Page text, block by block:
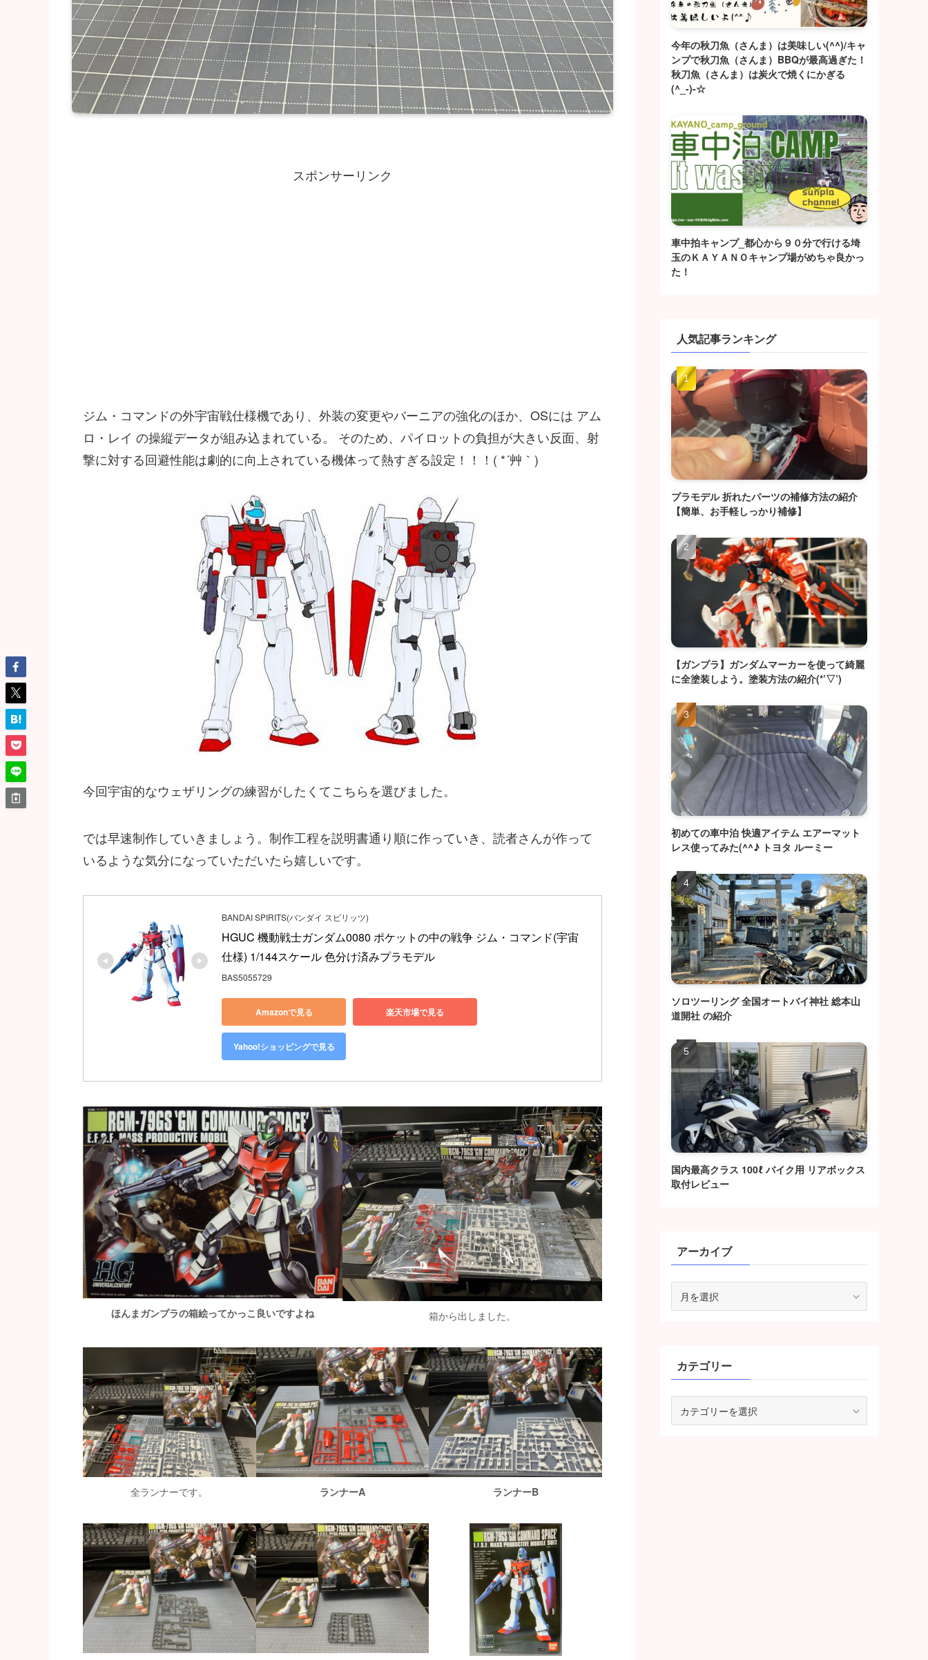
スポンサーリンク
ジム・コマンドの外宇宙戦仕様機であり、外装の変更やバーニアの強化のほか、OSには アム
ロ・レイ の操縦データが組み込まれている。 そのため、パイロットの負担が大きい反面、射
撃に対する回避性能は劇的に向上されている機体って熱すぎる設定！！！( *´艸｀)
今回宇宙的なウェザリングの練習がしたくてこちらを選びました。
では早速制作していきましょう。制作工程を説明書通り順に作っていき、読者さんが作って
いるような気分になっていただいたら嬉しいです。
BANDAI SPIRITS(バンダイ スピリッツ)
HGUC 機動戦士ガンダム0080 ポケットの中の戦争 ジム・コマンド(宇宙
仕様) 1/144スケール 色分け済みプラモデル
BAS5055729
Amazonで見る 楽天市場で見る
Yahoo!ショッピングで見る
ほんまガンプラの箱絵ってかっこ良いですよね 箱から出しました。
全ランナーです。 ランナーA ランナーB
今年の秋刀魚（さんま）は美味しい(^^)/キャ
ンプで秋刀魚（さんま）BBQが最高過ぎた！
秋刀魚（さんま）は炭火で焼くにかぎる
(^_-)-☆
車中拍キャンプ_都心から９０分で行ける埼
玉のＫＡＹＡＮＯキャンプ場がめちゃ良かっ
た！
人気記事ランキング
プラモデル 折れたパーツの補修方法の紹介
【簡単、お手軽しっかり補修】
【ガンプラ】ガンダムマーカーを使って綺麗
に全塗装しよう。塗装方法の紹介(*’▽’)
初めての車中泊 快適アイテム エアーマット
レス使ってみた(^^♪ トヨタ ルーミー
ソロツーリング 全国オートバイ神社 総本山
道開社 の紹介
国内最高クラス 100ℓ バイク用 リアボックス
取付レビュー
アーカイブ
カテゴリー